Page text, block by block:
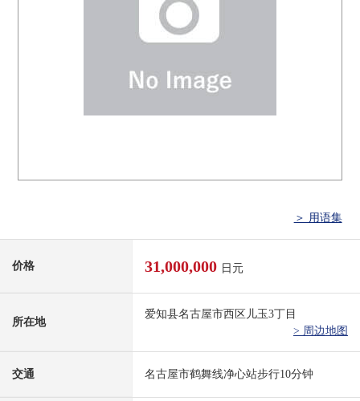
＞ 用语集
价格 31,000,000 日元
所在地
爱知县名古屋市西区儿玉3丁目
> 周边地图
交通 名古屋市鹤舞线净心站步行10分钟